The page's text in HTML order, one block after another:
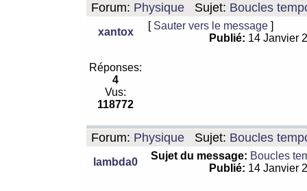
Forum: Physique Sujet: Boucles
xantox
[ Sauter vers le message ]
Publié: 14 Janvier
Réponses:
4
Vus:
118772
Forum: Physique Sujet: Boucles
lambda0
Sujet du message: Boucles
Publié: 14 Janvier